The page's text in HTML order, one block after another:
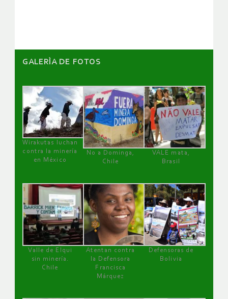
GALERÌA DE FOTOS
Wirakutas luchan
contra la minería
en México
No a Dominga,
Chile
VALE mata,
Brasil
Valle de Elqui
sin minería.
Chile
Atentan contra
la Defensora
Francisca
Márquez
Defensoras de
Bolivia